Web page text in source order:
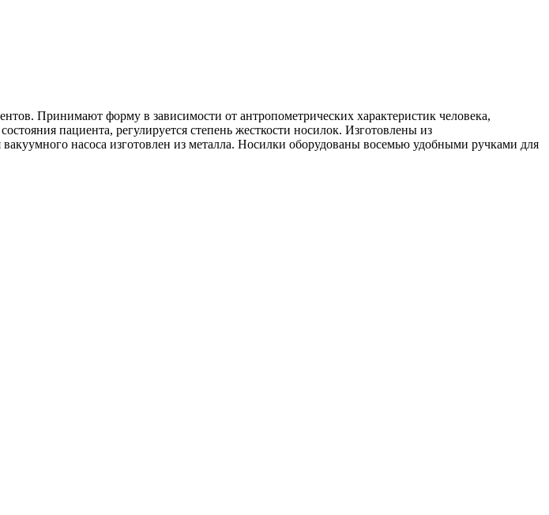
Принимают форму в зависимости от антропометрических характеристик человека,
пациента, регулируется степень жесткости носилок. Изготовлены из
насоса изготовлен из металла. Носилки оборудованы восемью удобными ручками для